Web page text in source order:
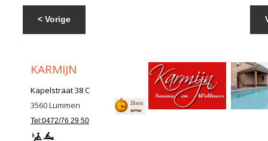
< Vorige
KARMIJN
Kapelstraat 38 C
3560Lummen
Tel:0472/76 29 50